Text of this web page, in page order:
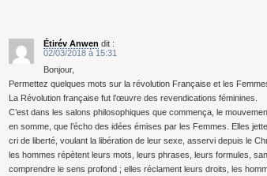
Étirév Anwen dit :
02/03/2018 à 15:31
Bonjour,
Permettez quelques mots sur la révolution Française et les
La Révolution française fut l’œuvre des revendications féminines.
C’est dans les salons philosophiques que commença, le
en somme, que l’écho des idées émises par les Femmes. Elles
cri de liberté, voulant la libération de leur sexe, asservi depuis le
les hommes répètent leurs mots, leurs phrases, leurs formules,
comprendre le sens profond ; elles réclament leurs droits, les